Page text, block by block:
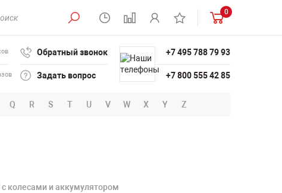
0
Обратный звонок
Задать вопрос
+7 495 788 79 93
+7 800 555 42 85
Q R S T U V W X Y Z
с колесами и аккумулятором